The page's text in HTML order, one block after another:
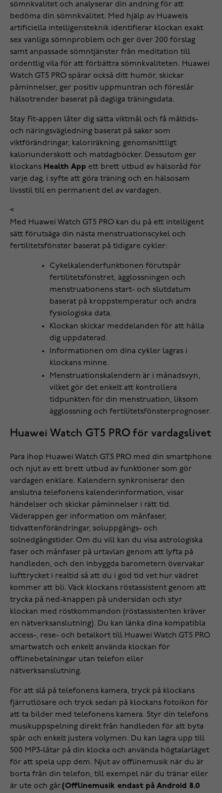
sömnkvalitet och analyserar din andning för att
bedöma din sömnkvalitet. Med hjälp av Huaweis
artificiella intelligensteknik identifierar klockan exakt
sex vanliga sömnproblem och ger över 200 förslag
samt anpassade sömntjänster från meditation till
ordentlig vila för att förbättra sömnkvaliteten. Huawei
Watch GT5 PRO spårar också ditt humör, skickar
påminnelser, ger positiv uppmuntran och föreslår
hälsotrender baserat på dagliga träningsdata.
Stay Fit-appen låter dig sätta viktmål och få måltids-
och näringsvägledning baserat på saker som
viktförändringar, kaloriräkning, genomsnittligt
kaloriunderskott och matdagböcker. Dessutom ger
klockans Health App ett brett utbud av hälsoråd för
varje dag, i syfte att göra träning och en hälsosam
livsstil till en permanent del av vardagen.
<
Med Huawei Watch GT5 PRO kan du på ett intelligent
sätt förutsäga din nästa menstruationscykel och
fertilitetsfönster baserat på tidigare cykler:
Cykelkalenderfunktionen förutspår
fertilitetsfönstret, ägglossningen och
menstruationens start- och slutdatum
baserat på kroppstemperatur och andra
fysiologiska data.
Klockan skickar meddelanden för att hålla
dig uppdaterad.
Informationen om dina cykler lagras i
klockans minne.
Menstruationskalendern är i månadsvyn,
vilket gör det enkelt att kontrollera
tidpunkten för din menstruation, liksom
ägglossning och fertilitetsfönsterprognoser.
Huawei Watch GT5 PRO för vardagslivet
Para ihop Huawei Watch GT5 PRO med din smartphone
och njut av ett brett utbud av funktioner som gör
vardagen enklare. Kalendern synkroniserar den
anslutna telefonens kalenderinformation, visar
händelser och skickar påminnelser i rätt tid.
Väderappen ger information om månfaser,
tidvattenförändringar, soluppgångs- och
solnedgångstider. Om du vill kan du visa astrologiska
faser och månfaser på urtavlan genom att lyfta på
handleden, och den inbyggda barometern övervakar
lufttrycket i realtid så att du i god tid vet hur vädret
kommer att bli. Väck klockans röstassistent genom att
trycka på ned-knappen på undersidan och styr
klockan med röstkommandon (röstassistenten kräver
en nätverksanslutning). Du kan länka dina kompatibla
access-, rese- och betalkort till Huawei Watch GT5 PRO
smartwatch och enkelt använda klockan för
offlinebetalningar utan telefon eller
nätverksanslutning.
För att slå på telefonens kamera, tryck på klockans
fjärrutlösare och tryck sedan på klockans fotoikon för
att ta bilder med telefonens kamera. Styr din telefons
musikuppspelning direkt från handleden för att byta
spår och enkelt justera volymen. Du kan lagra upp till
500 MP3-låtar på din klocka och använda högtalarläget
för att spela upp dem. Njut av offlinemusik när du är
borta från din telefon, till exempel när du tränar eller
är ute och går.(Offlinemusik endast på Android 8.0